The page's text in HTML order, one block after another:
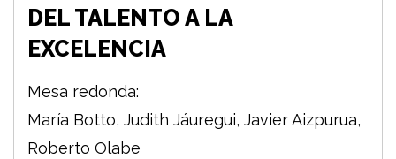
DEL TALENTO A LA
EXCELENCIA
Mesa redonda:
María Botto, Judith Jáuregui, Javier Aizpurua,
Roberto Olabe